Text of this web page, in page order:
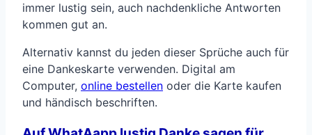
immer lustig sein, auch nachdenkliche Antworten
kommen gut an.
Alternativ kannst du jeden dieser Sprüche auch für
eine Dankeskarte verwenden. Digital am
Computer, online bestellen oder die Karte kaufen
und händisch beschriften.